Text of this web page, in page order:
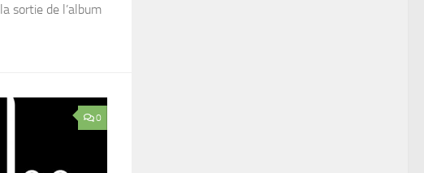
sortie de l’album
0